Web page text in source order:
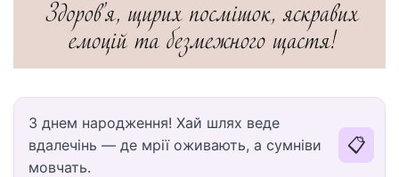
З днем народження! Хай шлях веде
вдалечінь — де мрії оживають, а сумніви
мовчать.
📋